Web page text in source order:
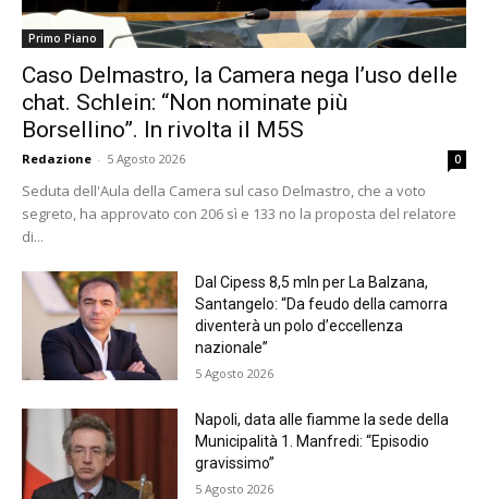
Primo Piano
Caso Delmastro, la Camera nega l’uso delle
chat. Schlein: “Non nominate più
Borsellino”. In rivolta il M5S
Redazione - 5 Agosto 2026 0
Seduta dell'Aula della Camera sul caso Delmastro, che a voto
segreto, ha approvato con 206 sì e 133 no la proposta del relatore
di...
Dal Cipess 8,5 mln per La Balzana,
Santangelo: “Da feudo della camorra
diventerà un polo d’eccellenza
nazionale”
5 Agosto 2026
Napoli, data alle fiamme la sede della
Municipalità 1. Manfredi: “Episodio
gravissimo”
5 Agosto 2026